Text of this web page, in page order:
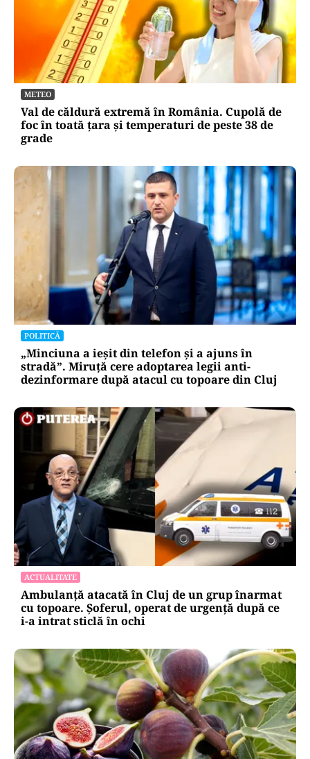
METEO
Val de căldură extremă în România. Cupolă de
foc în toată țara și temperaturi de peste 38 de
grade
POLITICĂ
„Minciuna a ieșit din telefon și a ajuns în
stradă”. Miruță cere adoptarea legii anti-
dezinformare după atacul cu topoare din Cluj
ACTUALITATE
Ambulanță atacată în Cluj de un grup înarmat
cu topoare. Șoferul, operat de urgență după ce
i-a intrat sticlă în ochi